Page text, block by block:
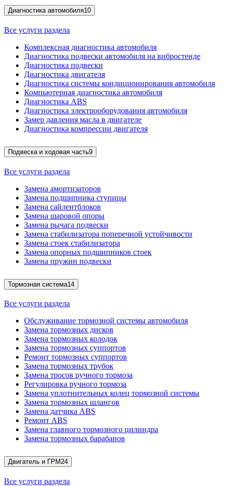
Диагностика автомобиля10
Все услуги раздела
Комплексная диагностика автомобиля
Диагностика подвески автомобиля на вибростенде
Диагностика подвески
Диагностика двигателя
Диагностика системы кондиционирования автомобиля
Компьютерная диагностика автомобиля
Диагностика ABS
Диагностика электрооборудования автомобиля
Замер давления масла в двигателе
Диагностика компрессии двигателя
Подвеска и ходовая часть9
Все услуги раздела
Замена амортизаторов
Замена подшипника ступицы
Замена сайлентблоков
Замена шаровой опоры
Замена рычага подвески
Замена стабилизатора поперечной устойчивости
Замена стоек стабилизатора
Замена опорных подшипников стоек
Замена пружин подвески
Тормозная система14
Все услуги раздела
Обслуживание тормозной системы автомобиля
Замена тормозных дисков
Замена тормозных колодок
Замена тормозных суппортов
Ремонт тормозных суппортов
Замена тормозных трубок
Замена тросов ручного тормоза
Регулировка ручного тормоза
Замена уплотнительных колец тормозной системы
Замена тормозных шлангов
Замена датчика ABS
Ремонт ABS
Замена главного тормозного цилиндра
Замена тормозных барабанов
Двигатель и ГРМ24
Все услуги раздела